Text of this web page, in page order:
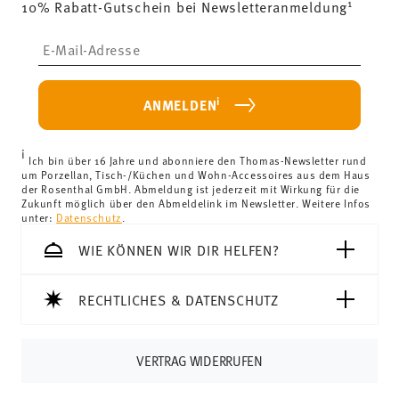
(ausgenommen Lieferungen ins Vereinigte Königreich)
Lieferkosten unter 69,90 €:
weniger als 69,90 € beträgt, fallen Versandkosten an. Für
Deutschland betragen diese 4,90 €. Für alle anderen
Länder können Sie die Lieferkostenhier einsehen
Vereinigtes Königreich:Für Lieferungen ins Vereinigte
Königreich liegt der Mindestbestellwert bei £135, die
Lieferung erfolgt versandkostenfrei.
Schweiz:Lieferungen in die Schweiz sind ab 69,90 CHF
versandkostenfrei. Unter einem Bestellwert von 69,90
CHF liegen die Versandkosten bei 36,90 CHF.
sobald Ihr Paket auf die Reise geht.
Lieferzeit innerhalb Deutschlands:3-5 Werktage für
hier einsehen.
10% Rabatt-Gutschein bei Newsletteranmeldung
ANMELDENi
i Ich bin über 16 Jahre und abonniere den Thomas-Newsletter rund
um Porzellan, Tisch-/Küchen und Wohn-Accessoires aus dem Haus
der Rosenthal GmbH. Abmeldung ist jederzeit mit Wirkung für die
Zukunft möglich über den Abmeldelink im Newsletter. Weitere Infos
unter: Datenschutz
WIE KÖNNEN WIR DIR HELFEN?
RECHTLICHES & DATENSCHUTZ
VERTRAG WIDERRUFEN